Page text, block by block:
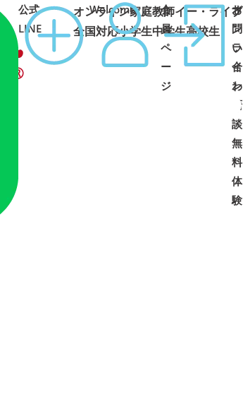
オンライン家庭教師イー・ライブ
全国対応小学生中学生高校生
公式
LINE
Welcome
会
員
ペ
ー
ジ
オ
ン
ラ
イ
ン
面
談
お
問
い
合
わ
せ
・
無
料
体
験
➜
21:00 土日祝可
コース